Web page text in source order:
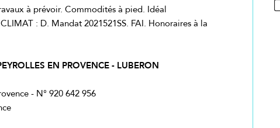
à prévoir. Commodités à pied. Idéal
: D. Mandat 2021521SS. FAI. Honoraires à la
EN PROVENCE - LUBERON
- N° 920 642 956